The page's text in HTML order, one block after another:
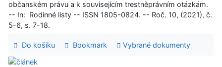
občanském právu a k souvisejícím trestněprávním otázkám.
-- In: Rodinné listy -- ISSN 1805-0824. -- Roč. 10, (2021), č.
5-6, s. 7-18.
Do košíku Bookmark Vybrané dokumenty